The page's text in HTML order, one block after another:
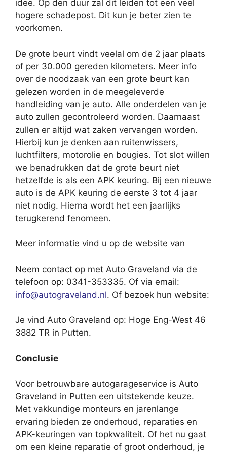
idee. Op den duur zal dit leiden tot een veel
hogere schadepost. Dit kun je beter zien te
voorkomen.
De grote beurt vindt veelal om de 2 jaar plaats
of per 30.000 gereden kilometers. Meer info
over de noodzaak van een grote beurt kan
gelezen worden in de meegeleverde
handleiding van je auto. Alle onderdelen van je
auto zullen gecontroleerd worden. Daarnaast
zullen er altijd wat zaken vervangen worden.
Hierbij kun je denken aan ruitenwissers,
luchtfilters, motorolie en bougies. Tot slot willen
we benadrukken dat de grote beurt niet
hetzelfde is als een APK keuring. Bij een nieuwe
auto is de APK keuring de eerste 3 tot 4 jaar
niet nodig. Hierna wordt het een jaarlijks
terugkerend fenomeen.
Meer informatie vind u op de website van
Neem contact op met Auto Graveland via de
telefoon op: 0341-353335. Of via email:
info@autograveland.nl. Of bezoek hun website:
Je vind Auto Graveland op: Hoge Eng-West 46
3882 TR in Putten.
Conclusie
Voor betrouwbare autogarageservice is Auto
Graveland in Putten een uitstekende keuze.
Met vakkundige monteurs en jarenlange
ervaring bieden ze onderhoud, reparaties en
APK-keuringen van topkwaliteit. Of het nu gaat
om een kleine reparatie of groot onderhoud, je